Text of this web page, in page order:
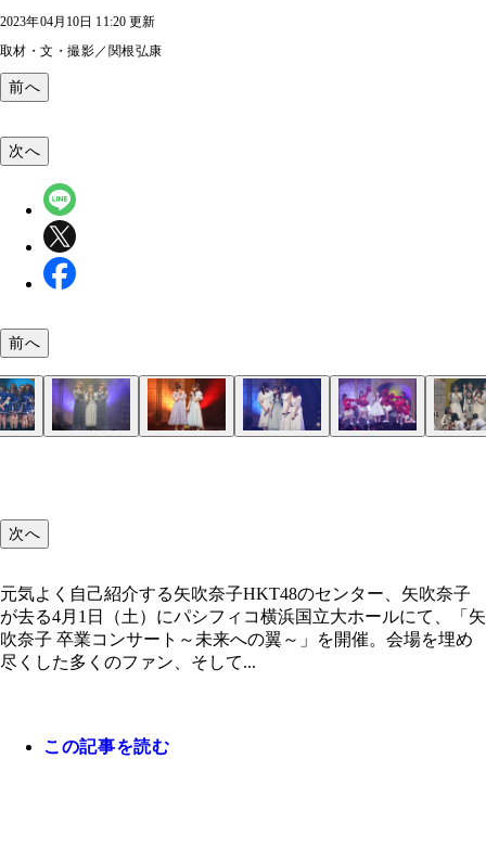
2023年04月10日 11:20 更新
取材・文・撮影／関根弘康
前へ
次へ
前へ
次へ
元気よく自己紹介する矢吹奈子HKT48のセンター、矢吹奈子
が去る4月1日（土）にパシフィコ横浜国立大ホールにて、「矢
吹奈子 卒業コンサート～未来への翼～」を開催。会場を埋め
尽くした多くのファン、そして...
この記事を読む